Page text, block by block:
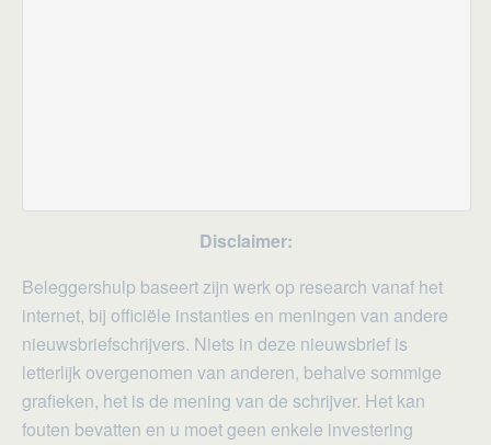
Disclaimer:
Beleggershulp baseert zijn werk op research vanaf het
internet, bij officiële instanties en meningen van andere
nieuwsbriefschrijvers. Niets in deze nieuwsbrief is
letterlijk overgenomen van anderen, behalve sommige
grafieken, het is de mening van de schrijver. Het kan
fouten bevatten en u moet geen enkele investering